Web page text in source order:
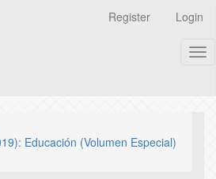
Register Login
Educación (Volumen Especial)